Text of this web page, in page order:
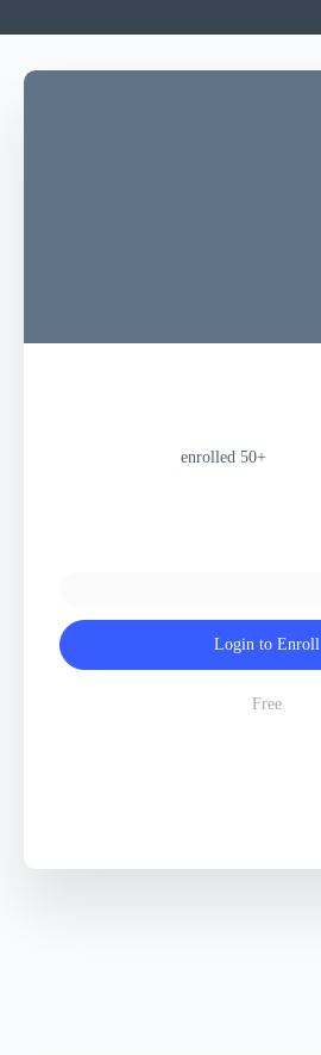
+50
enrolled
Login to Enroll
Free